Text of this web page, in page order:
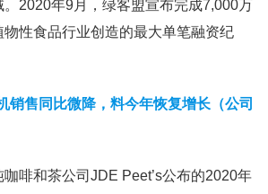
2020年9月，绿客盟宣布完成7,000万
性食品行业创造的最大单笔融资纪
销售同比微降，料今年恢复增长（公司
啡和茶公司JDE Peet’s公布的2020年